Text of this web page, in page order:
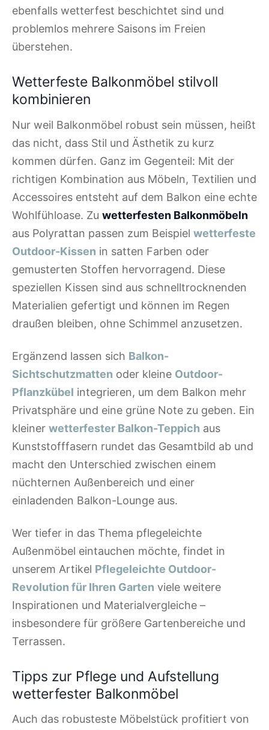
ebenfalls wetterfest beschichtet sind und
problemlos mehrere Saisons im Freien
überstehen.
Wetterfeste Balkonmöbel stilvoll
kombinieren
Nur weil Balkonmöbel robust sein müssen, heißt
das nicht, dass Stil und Ästhetik zu kurz
kommen dürfen. Ganz im Gegenteil: Mit der
richtigen Kombination aus Möbeln, Textilien und
Accessoires entsteht auf dem Balkon eine echte
Wohlfühloase. Zu wetterfesten Balkonmöbeln
aus Polyrattan passen zum Beispiel wetterfeste
Outdoor-Kissen in satten Farben oder
gemusterten Stoffen hervorragend. Diese
speziellen Kissen sind aus schnelltrocknenden
Materialien gefertigt und können im Regen
draußen bleiben, ohne Schimmel anzusetzen.
Ergänzend lassen sich Balkon-
Sichtschutzmatten oder kleine Outdoor-
Pflanzkübel integrieren, um dem Balkon mehr
Privatsphäre und eine grüne Note zu geben. Ein
kleiner wetterfester Balkon-Teppich aus
Kunststofffasern rundet das Gesamtbild ab und
macht den Unterschied zwischen einem
nüchternen Außenbereich und einer
einladenden Balkon-Lounge aus.
Wer tiefer in das Thema pflegeleichte
Außenmöbel eintauchen möchte, findet in
unserem Artikel Pflegeleichte Outdoor-
Revolution für Ihren Garten viele weitere
Inspirationen und Materialvergleiche –
insbesondere für größere Gartenbereiche und
Terrassen.
Tipps zur Pflege und Aufstellung
wetterfester Balkonmöbel
Auch das robusteste Möbelstück profitiert von